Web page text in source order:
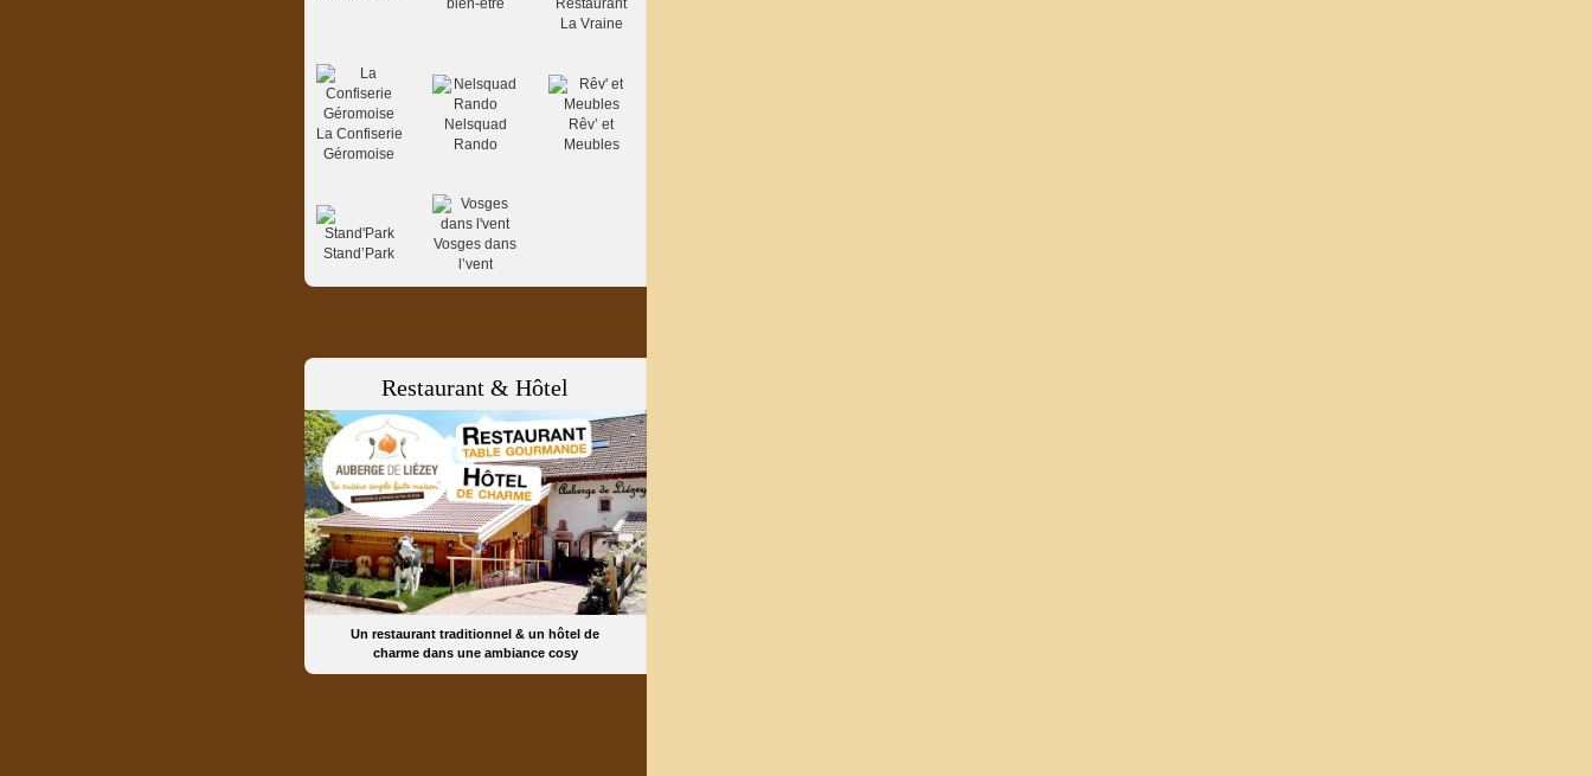
bien-être
Restaurant
La Vraine
La Confiserie
Géromoise
Nelsquad
Rando
Rêv’ et
Meubles
Stand’Park
Vosges dans
l’vent
Restaurant & Hôtel
Un restaurant traditionnel & un hôtel de
charme dans une ambiance cosy